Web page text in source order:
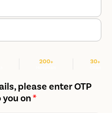
200+ 30+
please enter OTP
on*